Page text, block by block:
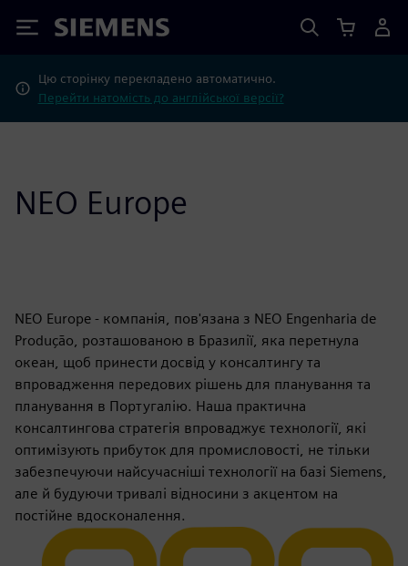
Siemens
Цю сторінку перекладено автоматично.
Перейти натомість до англійської версії?
NEO Europe
NEO Europe - компанія, пов'язана з NEO Engenharia de
Produção, розташованою в Бразилії, яка перетнула
океан, щоб принести досвід у консалтингу та
впровадження передових рішень для планування та
планування в Португалію. Наша практична
консалтингова стратегія впроваджує технології, які
оптимізують прибуток для промисловості, не тільки
забезпечуючи найсучасніші технології на базі Siemens,
але й будуючи тривалі відносини з акцентом на
постійне вдосконалення.